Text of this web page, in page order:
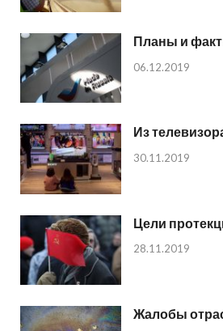
Планы и
06.12.2019
Из
30.11.2019
Цели
28.11.2019
Жалобы